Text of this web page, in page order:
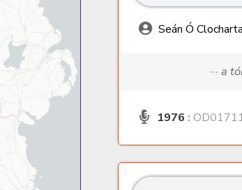
Seán Ó
··· a
1976 :